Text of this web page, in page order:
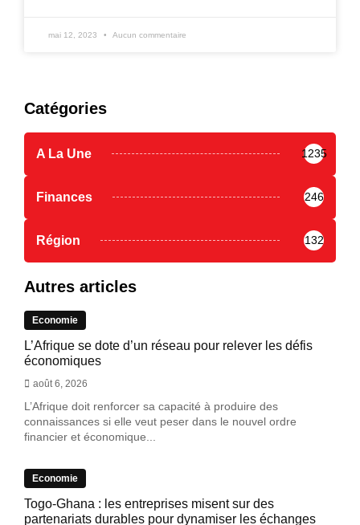
mai 12, 2023 Aucun commentaire
Catégories
A La Une 1235
Finances 246
Région 132
Autres articles
Economie
L’Afrique se dote d’un réseau pour relever les défis
économiques
août 6, 2026
L’Afrique doit renforcer sa capacité à produire des
connaissances si elle veut peser dans le nouvel ordre
financier et économique...
Economie
Togo-Ghana : les entreprises misent sur des
partenariats durables pour dynamiser les échanges